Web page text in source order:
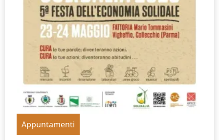
Appuntamenti